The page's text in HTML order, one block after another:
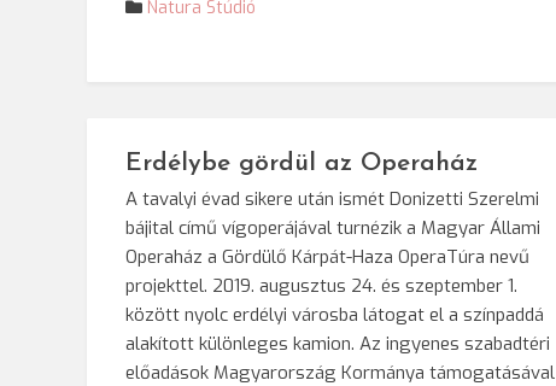
Natura Stúdió
Erdélybe gördül az Operaház
A tavalyi évad sikere után ismét Donizetti Szerelmi
bájital című vígoperájával turnézik a Magyar Állami
Operaház a Gördülő Kárpát-Haza OperaTúra nevű
projekttel. 2019. augusztus 24. és szeptember 1.
között nyolc erdélyi városba látogat el a színpaddá
alakított különleges kamion. Az ingyenes szabadtéri
előadások Magyarország Kormánya támogatásával